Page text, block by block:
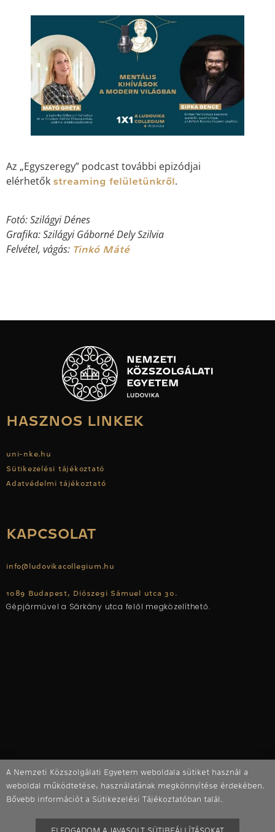
Az „Egyszeregy” podcast további epizódjai
elérhetők streaming felületünkről .
Fotó: Szilágyi Dénes
Grafika: Szilágyi Gáborné Dely Szilvia
Felvétel, vágás: Tinkó Máté
HASZNOS LINKEK
uni-nke.hu
Sütikezelési tájékoztató
Adatvédelmi tájékoztató
KAPCSOLAT
info@ludovikacollegium.hu
1089 Budapest, Diószegi Sámuel utca 30.
Gépjárművel a Sárkány utca felől megközelíthető.
A Nemzeti Közszolgálati Egyetem weboldala sütiket használ a
weboldal működtetése, használatának megkönnyítése érdekében.
Bővebb információt a Sütikezelési Tájékoztatóban talál.